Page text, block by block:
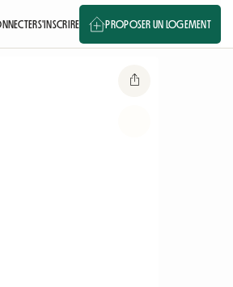
S'INSCRIRE PROPOSER UN LOGEMENT